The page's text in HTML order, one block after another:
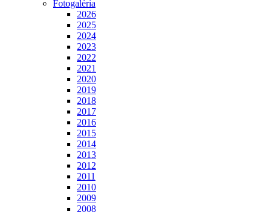
Fotogaléria
2026
2025
2024
2023
2022
2021
2020
2019
2018
2017
2016
2015
2014
2013
2012
2011
2010
2009
2008